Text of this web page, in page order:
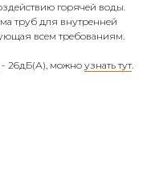
горячей воды.
труб для внутренней
всем требованиям.
- 26дБ(А), можноузнать тут.